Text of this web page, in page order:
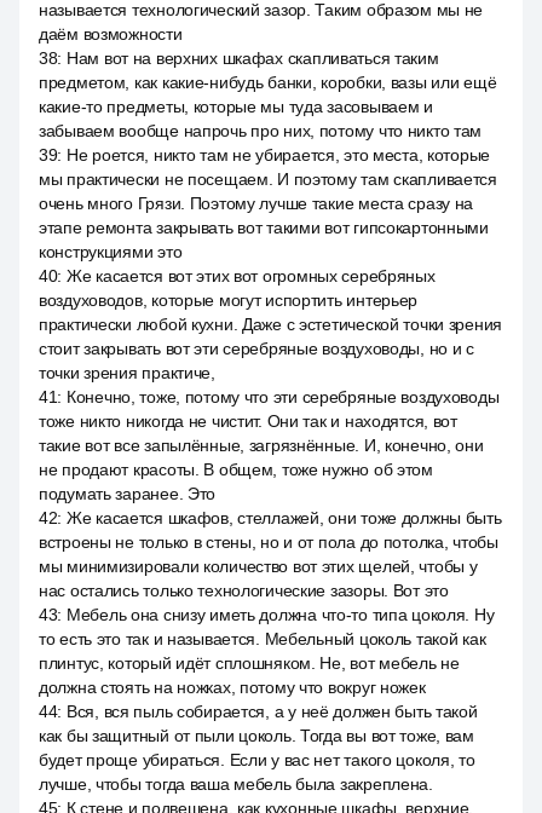
называется технологический зазор. Таким образом мы не
даём возможности
38: Нам вот на верхних шкафах скапливаться таким
предметом, как какие-нибудь банки, коробки, вазы или ещё
какие-то предметы, которые мы туда засовываем и
забываем вообще напрочь про них, потому что никто там
39: Не роется, никто там не убирается, это места, которые
мы практически не посещаем. И поэтому там скапливается
очень много Грязи. Поэтому лучше такие места сразу на
этапе ремонта закрывать вот такими вот гипсокартонными
конструкциями это
40: Же касается вот этих вот огромных серебряных
воздуховодов, которые могут испортить интерьер
практически любой кухни. Даже с эстетической точки зрения
стоит закрывать вот эти серебряные воздуховоды, но и с
точки зрения практиче,
41: Конечно, тоже, потому что эти серебряные воздуховоды
тоже никто никогда не чистит. Они так и находятся, вот
такие вот все запылённые, загрязнённые. И, конечно, они
не продают красоты. В общем, тоже нужно об этом
подумать заранее. Это
42: Же касается шкафов, стеллажей, они тоже должны быть
встроены не только в стены, но и от пола до потолка, чтобы
мы минимизировали количество вот этих щелей, чтобы у
нас остались только технологические зазоры. Вот это
43: Мебель она снизу иметь должна что-то типа цоколя. Ну
то есть это так и называется. Мебельный цоколь такой как
плинтус, который идёт сплошняком. Не, вот мебель не
должна стоять на ножках, потому что вокруг ножек
44: Вся, вся пыль собирается, а у неё должен быть такой
как бы защитный от пыли цоколь. Тогда вы вот тоже, вам
будет проще убираться. Если у вас нет такого цоколя, то
лучше, чтобы тогда ваша мебель была закреплена.
45: К стене и подвешена, как кухонные шкафы, верхние,